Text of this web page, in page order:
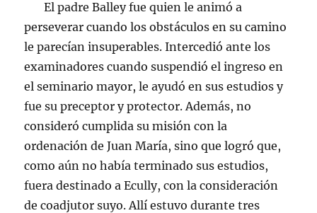
El padre Balley fue quien le animó a
perseverar cuando los obstáculos en su camino
le parecían insuperables. Intercedió ante los
examinadores cuando suspendió el ingreso en
el seminario mayor, le ayudó en sus estudios y
fue su preceptor y protector. Además, no
consideró cumplida su misión con la
ordenación de Juan María, sino que logró que,
como aún no había terminado sus estudios,
fuera destinado a Ecully, con la consideración
de coadjutor suyo. Allí estuvo durante tres